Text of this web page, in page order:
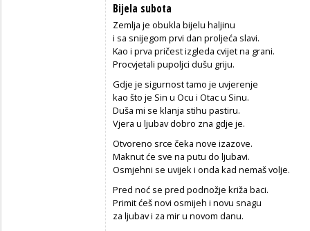
Bijela subota
Zemlja je obukla bijelu haljinu
i sa snijegom prvi dan proljeća slavi.
Kao i prva pričest izgleda cvijet na grani.
Procvjetali pupoljci dušu griju.
Gdje je sigurnost tamo je uvjerenje
kao što je Sin u Ocu i Otac u Sinu.
Duša mi se klanja stihu pastiru.
Vjera u ljubav dobro zna gdje je.
Otvoreno srce čeka nove izazove.
Maknut će sve na putu do ljubavi.
Osmjehni se uvijek i onda kad nemaš volje.
Pred noć se pred podnožje križa baci.
Primit ćeš novi osmijeh i novu snagu
za ljubav i za mir u novom danu.